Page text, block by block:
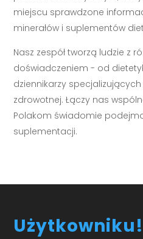
miejscu sprawdzone
minerałów i suplementów
Nasz zespół tworzą ludzie z
doświadczeniem - od
dziennikarzy
zdrowotnej. Łączy nas
Polakom świadomie
suplementacji.
Użytkowniku!